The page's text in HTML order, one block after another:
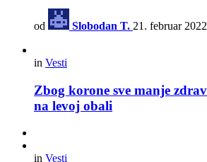
od Slobodan T. 21. februar
in Vesti
Zbog korone sve manje
na levoj obali
in Vesti